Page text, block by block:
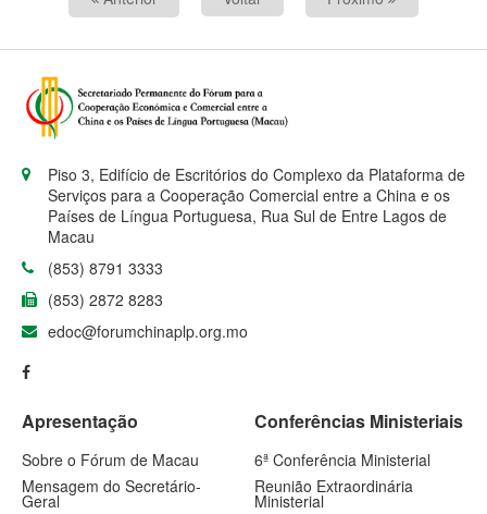
Piso 3, Edifício de Escritórios do Complexo da Plataforma de
Serviços para a Cooperação Comercial entre a China e os
Países de Língua Portuguesa, Rua Sul de Entre Lagos de
Macau
(853) 8791 3333
(853) 2872 8283
edoc@forumchinaplp.org.mo
Apresentação
Sobre o Fórum de Macau
Mensagem do Secretário-
Geral
Conferências Ministeriais
6ª Conferência Ministerial
Reunião Extraordinária
Ministerial